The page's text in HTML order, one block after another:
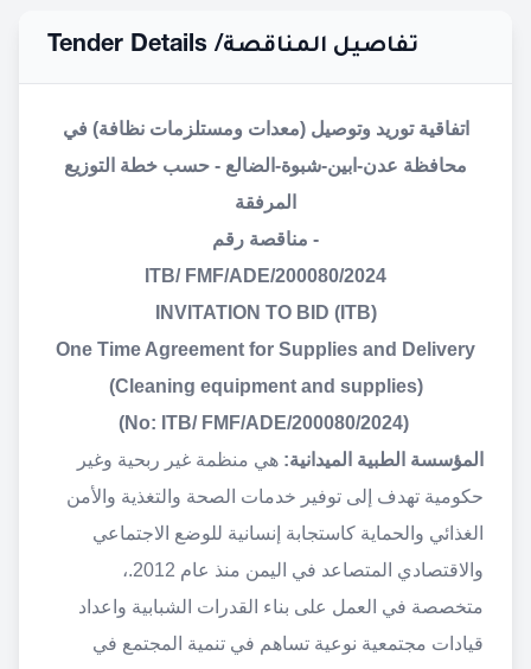
Tender Details /تفاصيل المناقصة
اتفاقية توريد وتوصيل (معدات ومستلزمات نظافة) في
محافظة عدن-ابين-شبوة-الضالع - حسب خطة التوزيع
المرفقة
- مناقصة رقم
ITB/ FMF/ADE/200080/2024
INVITATION TO BID (ITB)
One Time Agreement for Supplies and Delivery
(Cleaning equipment and supplies)
(No: ITB/ FMF/ADE/200080/2024)
المؤسسة الطبية الميدانية: هي منظمة غير ربحية وغير
حكومية تهدف إلى توفير خدمات الصحة والتغذية والأمن
الغذائي والحماية كاستجابة إنسانية للوضع الاجتماعي
والاقتصادي المتصاعد في اليمن منذ عام 2012.،
متخصصة في العمل على بناء القدرات الشبابية واعداد
قيادات مجتمعية نوعية تساهم في تنمية المجتمع في